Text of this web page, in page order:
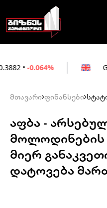
GBP
მთავარი ფინანსები
აფბა -
მოლოდინების
მიერ
დატოვება